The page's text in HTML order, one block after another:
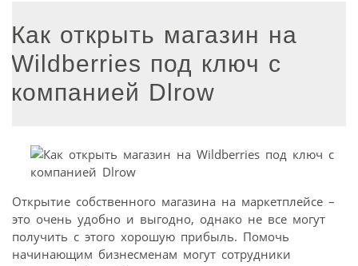
Как открыть магазин на
Wildberries под ключ с
компанией Dlrow
Открытие собственного магазина на маркетплейсе –
это очень удобно и выгодно, однако не все могут
получить с этого хорошую прибыль. Помочь
начинающим бизнесменам могут сотрудники